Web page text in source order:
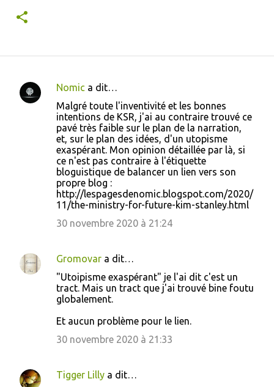
C
e
Nomic a dit…
Malgré toute l'inventivité et les bonnes
intentions de KSR, j'ai au contraire trouvé ce
pavé très faible sur le plan de la narration,
et, sur le plan des idées, d'un utopisme
exaspérant. Mon opinion détaillée par là, si
ce n'est pas contraire à l'étiquette
bloguistique de balancer un lien vers son
propre blog :
http://lespagesdenomic.blogspot.com/2020/
11/the-ministry-for-future-kim-stanley.html
30 novembre 2020 à 21:24
Gromovar a dit…
"Utoipisme exaspérant" je l'ai dit c'est un
tract. Mais un tract que j'ai trouvé bine foutu
globalement.
Et aucun problème pour le lien.
30 novembre 2020 à 21:33
Tigger Lilly a dit…